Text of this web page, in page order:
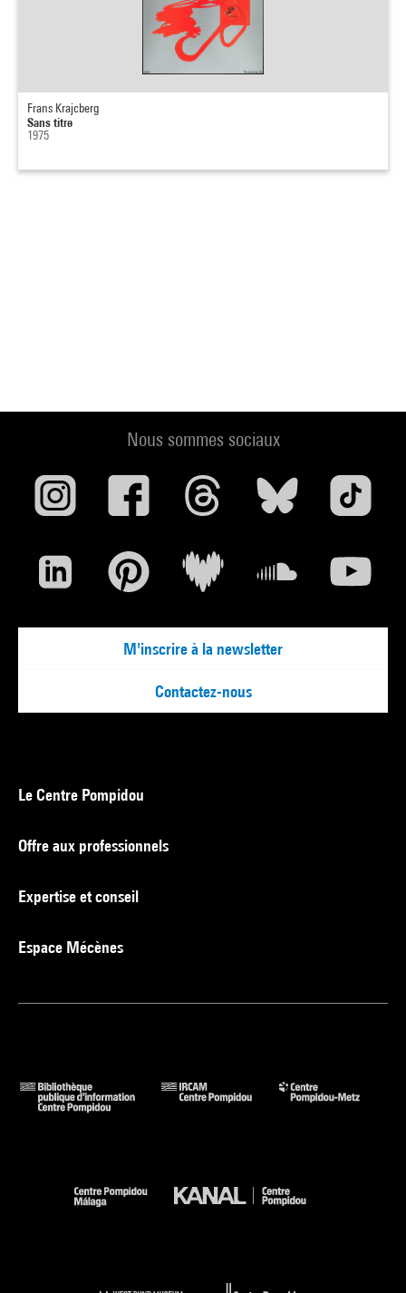
Frans Krajcberg
Sans titre
1975
Nous sommes sociaux
M'inscrire à la newsletter
Contactez-nous
Le Centre Pompidou
Offre aux professionnels
Expertise et conseil
Espace Mécènes